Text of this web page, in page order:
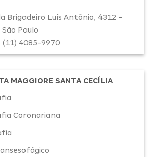
Brigadeiro Luís Antônio, 4312 -
Paulo
(11) 4085-9970
MAGGIORE SANTA CECÍLIA
Coronariana